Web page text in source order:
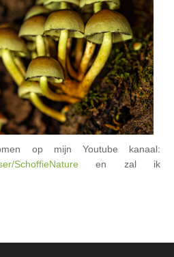
op mijn Youtube kanaal:
SchoffieNature en zal ik